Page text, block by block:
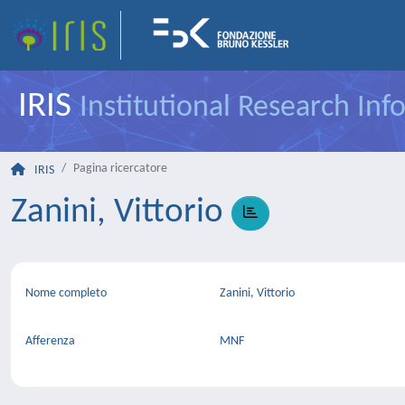
IRISInstitutional Research
IRIS Pagina ricercatore
Zanini, Vittorio
Nome completo Zanini, Vittorio
Afferenza MNF